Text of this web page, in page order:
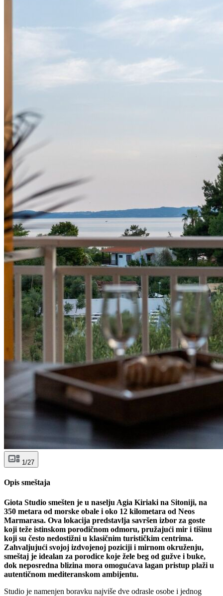
1/27
Opis smeštaja
Giota Studio smešten je u naselju Agia Kiriaki na Sitoniji, na
350 metara od morske obale i oko 12 kilometara od Neos
Marmarasa. Ova lokacija predstavlja savršen izbor za goste
koji teže istinskom porodičnom odmoru, pružajući mir i tišinu
koji su često nedostižni u klasičnim turističkim centrima.
Zahvaljujući svojoj izdvojenoj poziciji i mirnom okruženju,
smeštaj je idealan za porodice koje žele beg od gužve i buke,
dok neposredna blizina mora omogućava lagan pristup plaži u
autentičnom mediteranskom ambijentu.
Studio je namenjen boravku najviše dve odrasle osobe i jednog